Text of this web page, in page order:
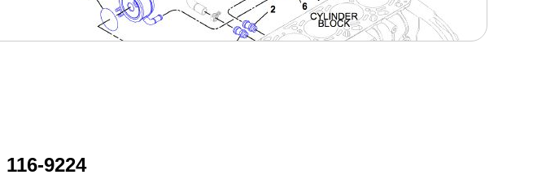
116-9224